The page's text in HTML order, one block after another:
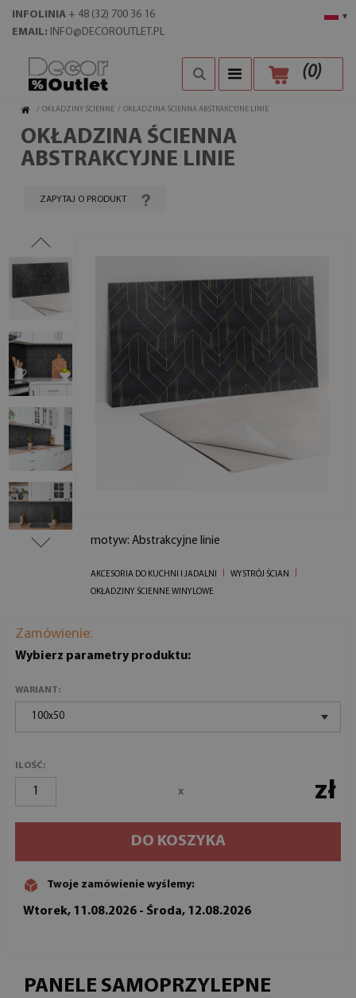
▾
INFOLINIA + 48 (32) 700 36 16
EMAIL: INFO@DECOROUTLET.PL
(0)
/ OKŁADZINY ŚCIENNE / OKŁADZINA ŚCIENNA ABSTRAKCYJNE LINIE
OKŁADZINA ŚCIENNA
ABSTRAKCYJNE LINIE
ZAPYTAJ O PRODUKT
motyw: Abstrakcyjne linie
AKCESORIA DO KUCHNI I JADALNI
WYSTRÓJ ŚCIAN
OKŁADZINY ŚCIENNE WINYLOWE
Zamówienie:
Wybierz parametry produktu:
WARIANT:
100x50
ILOŚĆ:
x zł
DO KOSZYKA
Twoje zamówienie wyślemy:
Wtorek, 11.08.2026 - Środa, 12.08.2026
PANELE SAMOPRZYLEPNE